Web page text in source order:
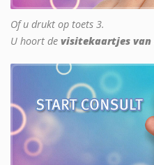
Of u drukt op toets 3.
U hoort de visitekaartjes van